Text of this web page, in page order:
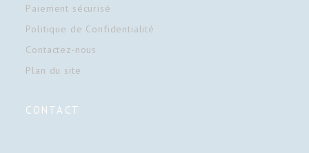
Paiement sécurisé
Politique de Confidentialité
Contactez-nous
Plan du site
CONTACT